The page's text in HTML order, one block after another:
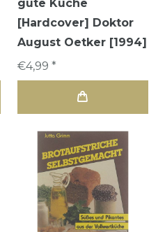
gute Küche
[Hardcover] Doktor
August Oetker [1994]
€4,99 *